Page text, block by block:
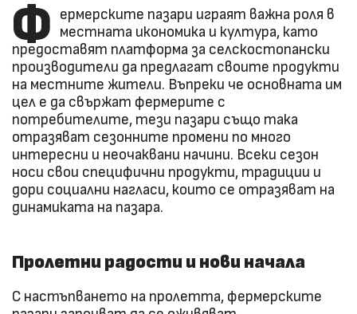
Ф
ермерските пазари играят важна роля в
местната икономика и култура, като
предоставят платформа за селскостопански
производители да предлагат своите продукти
на местните жители. Въпреки че основната им
цел е да свържат фермерите с
потребителите, тези пазари също така
отразяват сезонните промени по много
интересни и неочаквани начини. Всеки сезон
носи свои специфични продукти, традиции и
дори социални нагласи, които се отразяват на
динамиката на пазара.
Пролетни радости и нови начала
С настъпването на пролетта, фермерските